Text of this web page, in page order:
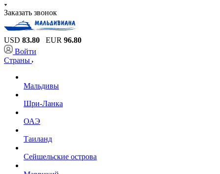
Заказать звонок
USD 83.80 EUR 96.80
Войти
Страны
Мальдивы
Шри-Ланка
ОАЭ
Таиланд
Сейшельские острова